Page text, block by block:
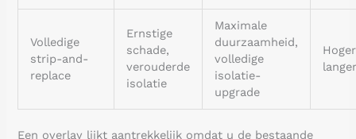
Volledige
strip-and-
replace
Ernstige
schade,
verouderde
isolatie
Maximale
duurzaamheid,
volledige
isolatie-
upgrade
Een overlay lijkt aantrekkelijk omdat u de bestaande